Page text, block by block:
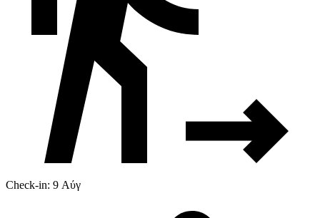
Check-in: 9 Αύγ